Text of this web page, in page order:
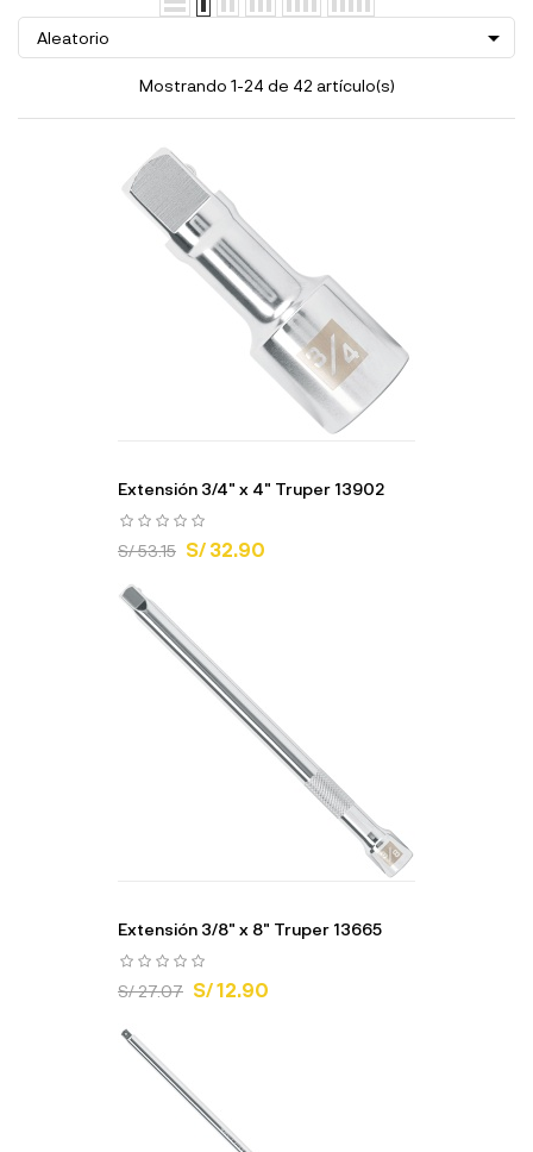
Aleatorio 
Mostrando 1-24 de 42 artículo(s)
Extensión 3/4" x 4" Truper 13902
S/ 53.15 S/ 32.90
Extensión 3/8" x 8" Truper 13665
S/ 27.07 S/ 12.90